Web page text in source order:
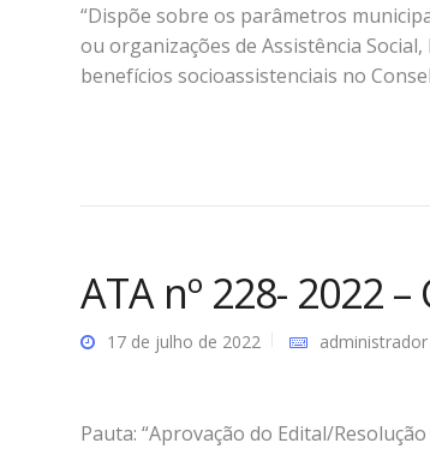
“Dispõe sobre os parâmetros
ou organizações de Assistência
benefícios socioassistenciais no
ATA nº 228- 2022 –
17 de julho de 2022 administrador
Pauta: “Aprovação do Edital/